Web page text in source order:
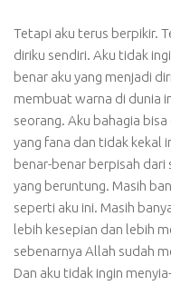
Tetapi aku terus berpikir.
diriku sendiri. Aku tidak
benar aku yang menjadi
membuat warna di dunia
seorang. Aku bahagia
yang fana dan tidak kekal
benar-benar berpisah dari
yang beruntung. Masih
seperti aku ini. Masih
lebih kesepian dan lebih
sebenarnya Allah sudah
Dan aku tidak ingin